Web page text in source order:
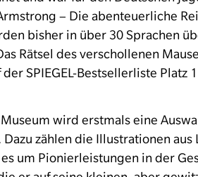
– Die abenteuerliche
bisher in über 30 Sprachen
Rätsel des verschollenen
der SPIEGEL-Bestsellerliste
wird erstmals eine
Dazu zählen die Illustrationen aus
um Pionierleistungen in der